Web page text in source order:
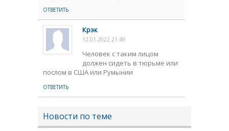
ОТВЕТИТЬ
Крэк
12.01.2022 21:49
Человек с таким лицом
должен сидеть в тюрьме или
послом в США или Румынии
ОТВЕТИТЬ
Новости по теме